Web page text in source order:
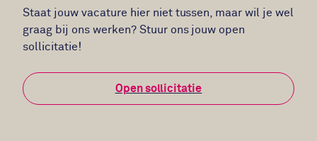
Staat jouw vacature hier niet tussen, maar wil je wel
graag bij ons werken? Stuur ons jouw open
sollicitatie!
Open sollicitatie